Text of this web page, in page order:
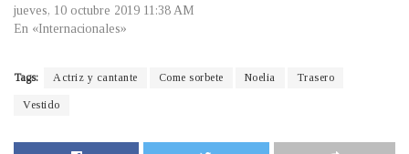
jueves, 10 octubre 2019 11:38 AM
En «Internacionales»
Tags: Actriz y cantante Come sorbete Noelia Trasero
Vestido